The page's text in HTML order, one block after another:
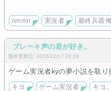
nmmn 実況者 最終兵器
ブレーキ声の君が好き。
最終更新日: 2023/12/17 22:29
ゲーム実況者kyの夢小説を取り
キヨ ゲーム実況者 キヨ。